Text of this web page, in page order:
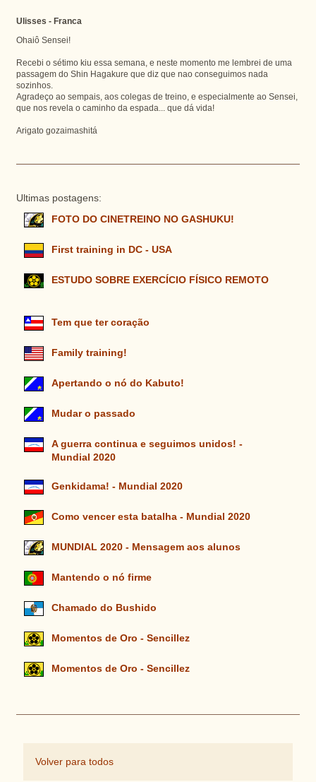
Ulisses - Franca
Ohaiô Sensei!
Recebi o sétimo kiu essa semana, e neste momento me lembrei de uma
passagem do Shin Hagakure que diz que nao conseguimos nada
sozinhos.
Agradeço ao sempais, aos colegas de treino, e especialmente ao Sensei,
que nos revela o caminho da espada... que dá vida!
Arigato gozaimashitá
Ultimas postagens:
FOTO DO CINETREINO NO GASHUKU!
First training in DC - USA
ESTUDO SOBRE EXERCÍCIO FÍSICO REMOTO
Tem que ter coração
Family training!
Apertando o nó do Kabuto!
Mudar o passado
A guerra continua e seguimos unidos! -
Mundial 2020
Genkidama! - Mundial 2020
Como vencer esta batalha - Mundial 2020
MUNDIAL 2020 - Mensagem aos alunos
Mantendo o nó firme
Chamado do Bushido
Momentos de Oro - Sencillez
Momentos de Oro - Sencillez
Volver para todos